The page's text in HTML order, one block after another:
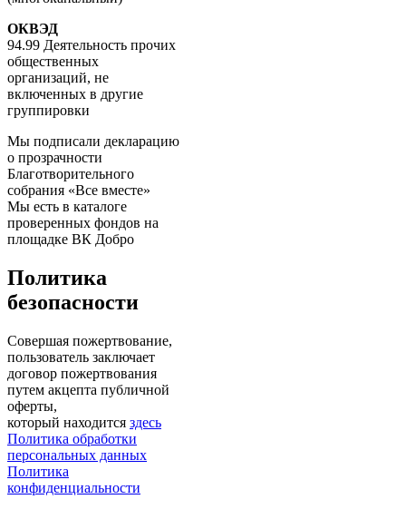
ОКВЭД
94.99 Деятельность прочих
общественных
организаций, не
включенных в другие
группировки
Мы подписали декларацию
о прозрачности
Благотворительного
собрания «Все вместе»
Мы есть в каталоге
проверенных фондов на
площадке ВК Добро
Политика
безопасности
Совершая пожертвование,
пользователь заключает
договор пожертвования
путем акцепта публичной
оферты,
который находится здесь
Политика обработки
персональных данных
Политика
конфиденциальности